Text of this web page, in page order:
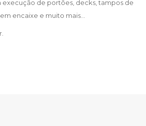
execução de portões, decks, tampos de
encaixe e muito mais…